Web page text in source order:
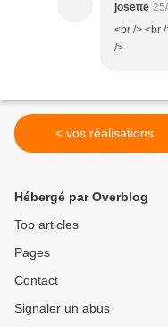
josette
<br /> <br
/>
< vos réalisations
Hébergé par Overblog
Top articles
Pages
Contact
Signaler un abus